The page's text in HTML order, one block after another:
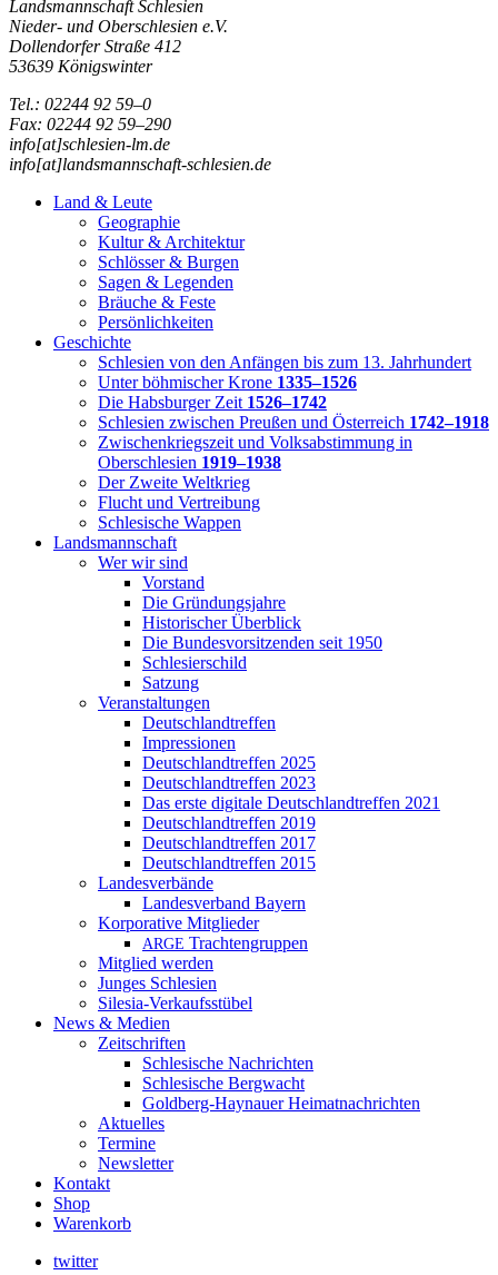
Landsmannschaft Schlesien
Nieder- und Oberschlesien e.V.
Dollendorfer Straße 412
53639 Königswinter
Tel.: 02244 92 59–0
Fax: 02244 92 59–290
info[at]schlesien-lm.de
info[at]landsmannschaft-schlesien.de
Land & Leute
Geographie
Kultur & Architektur
Schlösser & Burgen
Sagen & Legenden
Bräuche & Feste
Persönlichkeiten
Geschichte
Schlesien von den Anfängen bis zum 13. Jahrhundert
Unter böhmischer Krone 1335–1526
Die Habsburger Zeit 1526–1742
Schlesien zwischen Preußen und Österreich 1742–1918
Zwischenkriegszeit und Volksabstimmung in
Oberschlesien 1919–1938
Der Zweite Weltkrieg
Flucht und Vertreibung
Schlesische Wappen
Landsmannschaft
Wer wir sind
Vorstand
Die Gründungsjahre
Historischer Überblick
Die Bundesvorsitzenden seit 1950
Schlesierschild
Satzung
Veranstaltungen
Deutschlandtreffen
Impressionen
Deutschlandtreffen 2025
Deutschlandtreffen 2023
Das erste digitale Deutschlandtreffen 2021
Deutschlandtreffen 2019
Deutschlandtreffen 2017
Deutschlandtreffen 2015
Landesverbände
Landesverband Bayern
Korporative Mitglieder
ARGE Trachtengruppen
Mitglied werden
Junges Schlesien
Silesia-Verkaufsstübel
News & Medien
Zeitschriften
Schlesische Nachrichten
Schlesische Bergwacht
Goldberg-Haynauer Heimatnachrichten
Aktuelles
Termine
Newsletter
Kontakt
Shop
Warenkorb
twitter